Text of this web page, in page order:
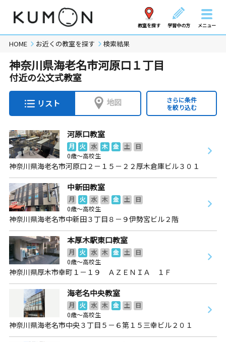
教室を探す 学習中の方 メニュー
HOME お近くの教室を探す 検索結果
神奈川県海老名市河原口１丁目
付近の公文式教室
リスト 地図
さらに条件
を絞り込む
河原口教室
月 火 水 木 金 土
日
0歳～高校生
神奈川県海老名市河原口２－１５－２２厚木倉庫ビル３０１
中新田教室
月 火 水 木 金 土
日
0歳～高校生
神奈川県海老名市中新田３丁目８－９伊勢宮ビル２階
本厚木駅東口教室
月 火 水 木 金 土
日
0歳～高校生
神奈川県厚木市幸町１－１９ ＡＺＥＮＩＡ １Ｆ
海老名中央教室
月 火 水 木 金 土
日
0歳～高校生
神奈川県海老名市中央３丁目５－６第１５三幸ビル２０１